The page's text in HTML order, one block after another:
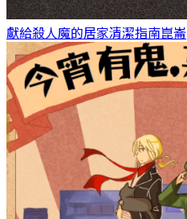
獻給殺人魔的居家清潔指南崑崙